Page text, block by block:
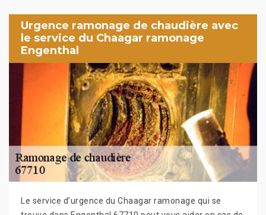
Urgence ramonage de chaudière avec
le service du Chaagar ramonage
Engenthal
Le service d’urgence du Chaagar ramonage qui se